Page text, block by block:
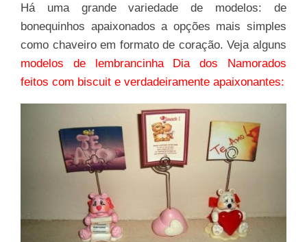
Há uma grande variedade de modelos: de
bonequinhos apaixonados a opções mais simples
como chaveiro em formato de coração. Veja alguns
modelos de lembrancinha Dia dos Namorados
feitos com biscuit e verdadeiramente apaixonantes: